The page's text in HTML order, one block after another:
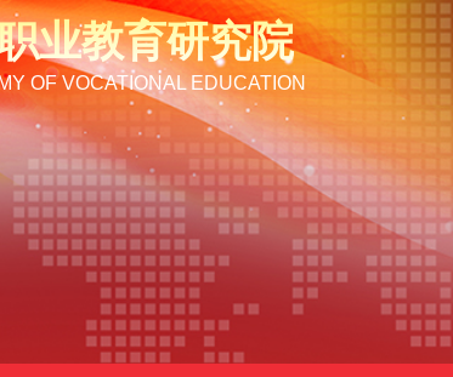
业教育研究院
OF VOCATIONAL EDUCATION